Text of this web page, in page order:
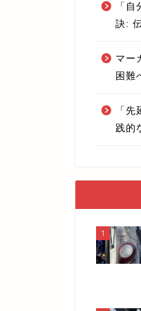
「
訣:
マー
困難
「
践的
1